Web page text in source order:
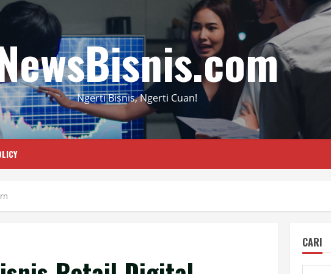
Ngerti Bisnis, Ngerti Cuan!
CARI